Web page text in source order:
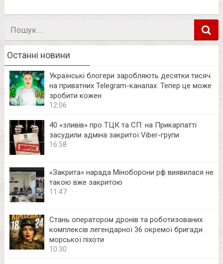
Останні новини
Українські блогери заробляють десятки тисяч
на приватних Telegram-каналах. Тепер це може
зробити кожен
12:06
40 «зливів» про ТЦК та СП: на Прикарпатті
засудили адміна закритої Viber-групи
16:58
«Закрита» нарада Міноборони рф виявилася не
такою вже закритою
11:47
Стань оператором дронів та роботизованих
комплексів легендарної 36 окремої бригади
морської піхоти
10:30